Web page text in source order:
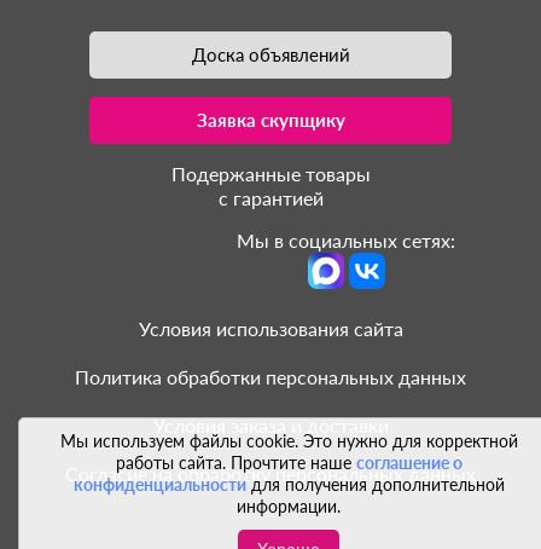
Мы используем файлы cookie. Это нужно для корректной
работы сайта. Прочтите наше соглашение о
конфиденциальностидля получения дополнительной
информации.
Доска объявлений
Заявка скупщику
Подержанные товары
с гарантией
Мы в социальных сетях:
Условия использования сайта
Политика обработки персональных данных
Условия заказа и доставки
Согласие на обработку персональных данных